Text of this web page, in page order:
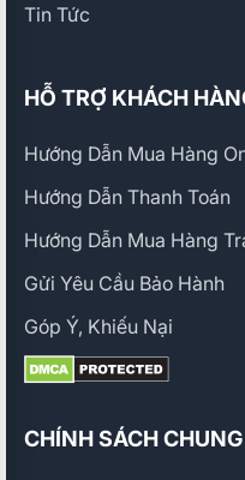
Tin Tức
HỖ TRỢ KHÁCH
Hướng Dẫn Mua Hàng
Hướng Dẫn Thanh Toán
Hướng Dẫn Mua Hàng
Gửi Yêu Cầu Bảo Hành
Góp Ý, Khiếu Nại
CHÍNH SÁCH CHUNG